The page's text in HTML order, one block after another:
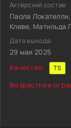
Актёрский состав:
Паола
Клеве, Матильда
Дата выхода:
29 мая 2025
Качество:
TS
Возрастное